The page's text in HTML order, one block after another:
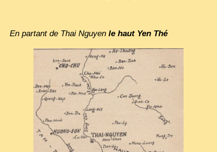
LAOS 2025
ETÉ 2025
MUST-SEE
NEWSLETTERS
DÊ THAM
DON’T MISS
En partant de Thai Nguyen le haut Yen Thé